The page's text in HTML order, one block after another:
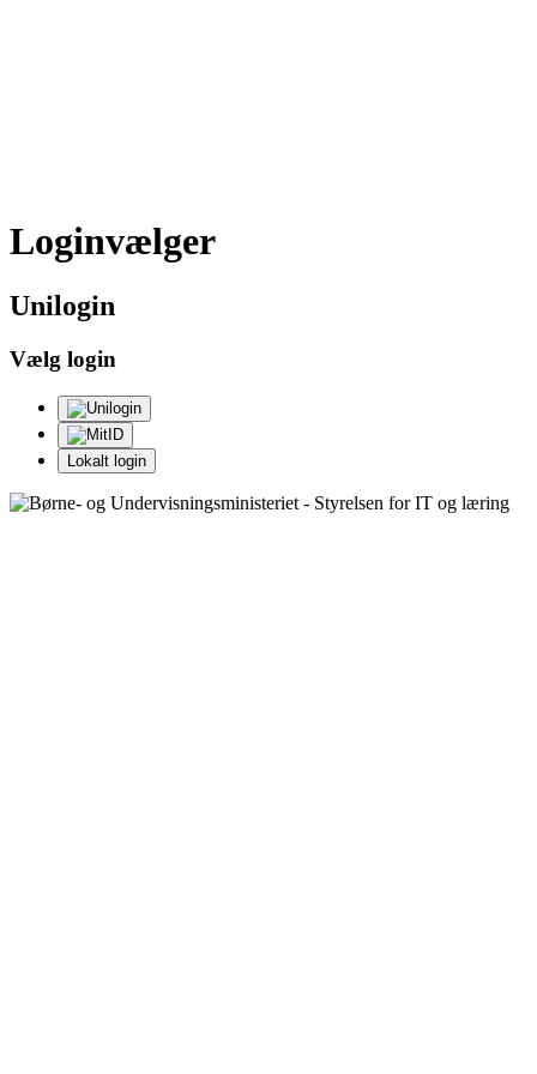
Loginvælger
Unilogin
Vælg login
Lokalt login